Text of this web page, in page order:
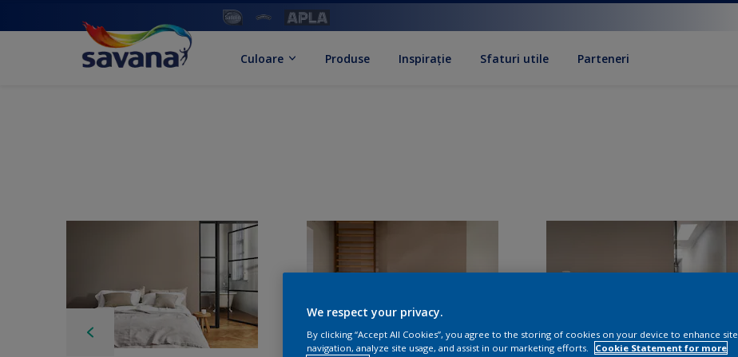
Culoare Produse Inspirație Sfaturi utile Parteneri
We respect your privacy.
By clicking “Accept All Cookies”, you agree to the storing of cookies on your device to enhance site
navigation, analyze site usage, and assist in our marketing efforts.
Cookie Statement for more